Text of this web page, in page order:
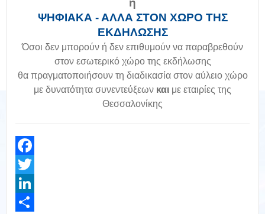
ή
ΨΗΦΙΑΚΑ - ΑΛΛΑ ΣΤΟΝ ΧΩΡΟ ΤΗΣ
ΕΚΔΗΛΩΣΗΣ
Όσοι δεν μπορούν ή δεν επιθυμούν να παραβρεθούν
στον εσωτερικό χώρο της εκδήλωσης
θα πραγματοποιήσουν τη διαδικασία στον αύλειο χώρο
με δυνατότητα συνεντεύξεων και με εταιρίες της
Θεσσαλονίκης
Facebook
Twitter
LinkedIn